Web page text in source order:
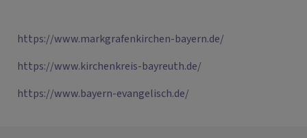
https://www.markgrafenkirchen-bayern.de/
https://www.kirchenkreis-bayreuth.de/
https://www.bayern-evangelisch.de/